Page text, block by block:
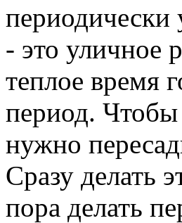
периодически
- это уличное
теплое время
период.
нужно
Сразу делать
пора делать